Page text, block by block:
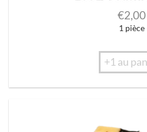
€2,00
1 pièce
+1 au